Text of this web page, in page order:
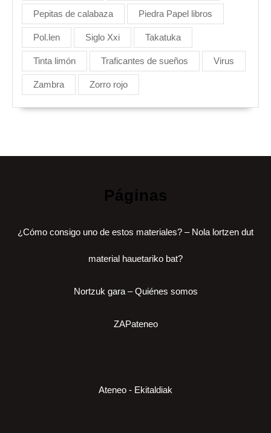
Pepitas de calabaza Piedra Papel libros
Pol.len Siglo Xxi Takatuka
Tinta limón Traficantes de sueños Virus
Zambra Zorro rojo
Páginas
¿Cómo consigo uno de estos materiales? – Nola lortzen dut
material hauetariko bat?
Nortzuk gara – Quiénes somos
ZAPateneo
Ateneo - Ekitaldiak